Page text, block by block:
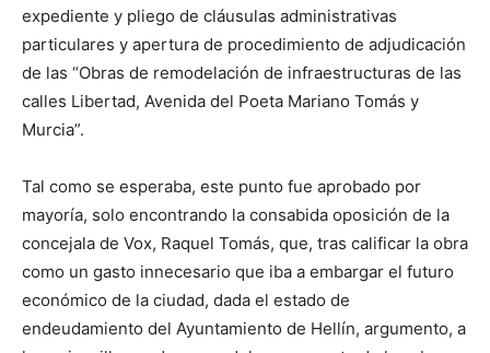
expediente y pliego de cláusulas administrativas
particulares y apertura de procedimiento de adjudicación
de las “Obras de remodelación de infraestructuras de las
calles Libertad, Avenida del Poeta Mariano Tomás y
Murcia”.
Tal como se esperaba, este punto fue aprobado por
mayoría, solo encontrando la consabida oposición de la
concejala de Vox, Raquel Tomás, que, tras calificar la obra
como un gasto innecesario que iba a embargar el futuro
económico de la ciudad, dada el estado de
endeudamiento del Ayuntamiento de Hellín, argumento, a